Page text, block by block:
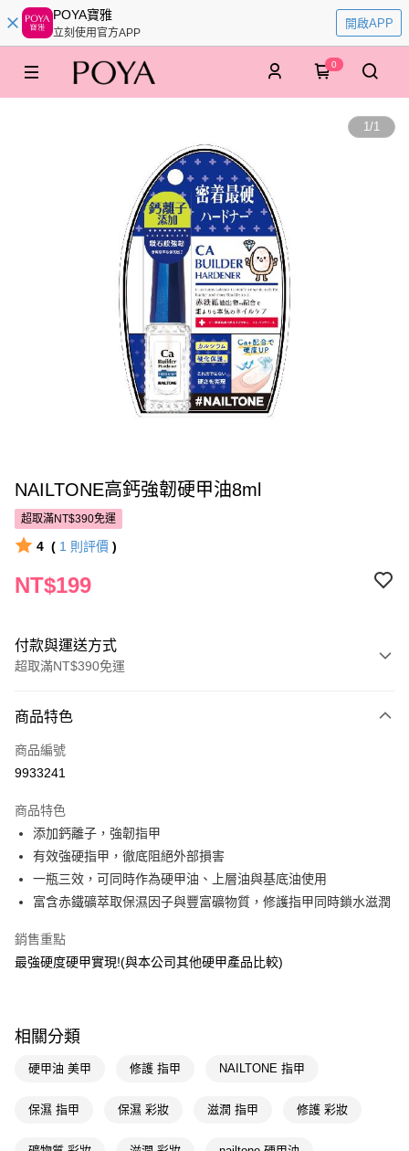
POYA寶雅
立刻使用官方APP
開啟APP
0
1/1
NAILTONE高鈣強韌硬甲油8ml
超取滿NT$390免運
4 ( 1 則評價 )
NT$199
付款與運送方式
超取滿NT$390免運
POYA支付
信用卡一次付款
LINE Pay
Apple Pay
街口支付
悠遊付
Google Pay
【關於「AFTEE先享後付」】
便利好安心！
２．便利：只要手機號碼，簡訊認證，即可結帳。
商品特色
商品編號
9933241
商品特色
添加鈣離子，強韌指甲
有效強硬指甲，徹底阻絕外部損害
一瓶三效，可同時作為硬甲油、上層油與基底油使用
富含赤鐵礦萃取保濕因子與豐富礦物質，修護指甲同時鎖水滋潤
銷售重點
最強硬度硬甲實現!(與本公司其他硬甲產品比較)
相關分類
硬甲油 美甲 修護 指甲 NAILTONE 指甲
保濕 指甲 保濕 彩妝 滋潤 指甲 修護 彩妝